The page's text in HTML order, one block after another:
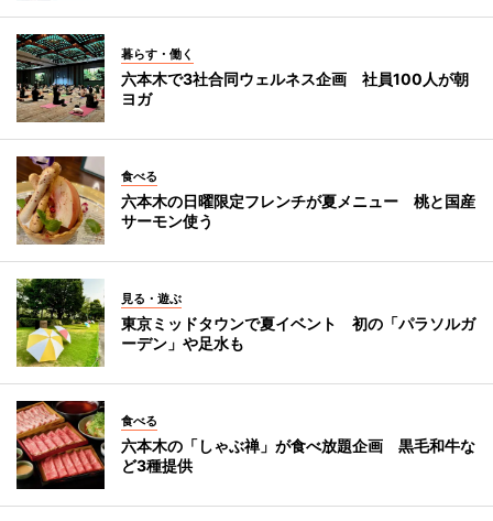
暮らす・働く
六本木で3社合同ウェルネス企画 社員100人が朝
ヨガ
食べる
六本木の日曜限定フレンチが夏メニュー 桃と国産
サーモン使う
見る・遊ぶ
東京ミッドタウンで夏イベント 初の「パラソルガ
ーデン」や足水も
食べる
六本木の「しゃぶ禅」が食べ放題企画 黒毛和牛な
ど3種提供